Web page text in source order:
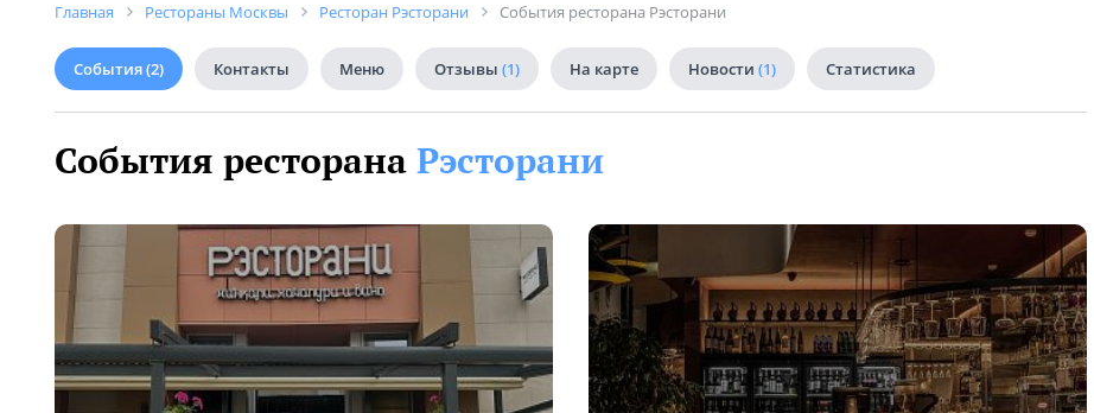
Главная Рестораны Москвы Ресторан Рэсторани События ресторана Рэсторани
События(2) Контакты Меню Отзывы (1) На карте Новости (1) Статистика
События ресторана Рэсторани